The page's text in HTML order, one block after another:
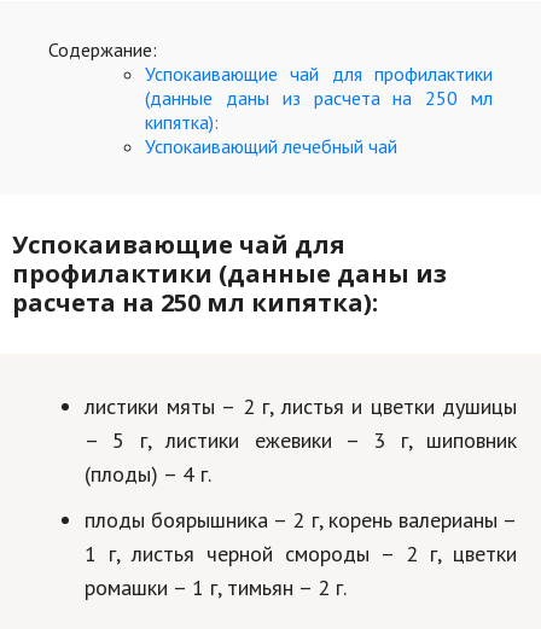
Содержание:
Успокаивающие чай для профилактики
(данные даны из расчета на 250 мл
кипятка):
Успокаивающий лечебный чай
Успокаивающие чай для
профилактики (данные даны из
расчета на 250 мл кипятка):
листики мяты – 2 г, листья и цветки душицы
– 5 г, листики ежевики – 3 г, шиповник
(плоды) – 4 г.
плоды боярышника – 2 г, корень валерианы –
1 г, листья черной смороды – 2 г, цветки
ромашки – 1 г, тимьян – 2 г.